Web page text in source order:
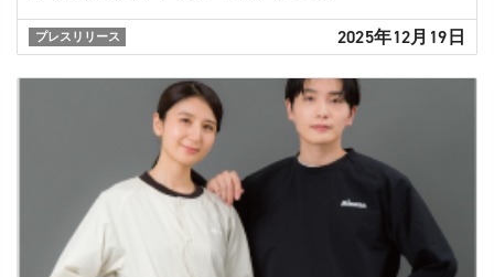
プレスリリース 2025年12月19日